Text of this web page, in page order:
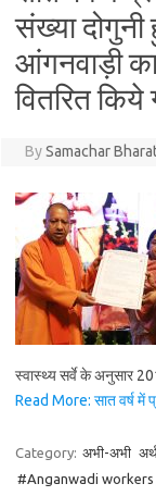
संख्या
आंगनवाड़ी
वितरित किये
BySamachar
स्वास्थ्य सर्वे के अनुसार
Read More: सात वर्ष में
Category: अभी-अभी
#Anganwadi workers